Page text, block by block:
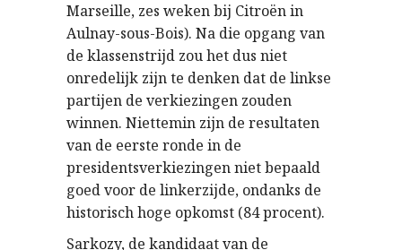
Marseille, zes weken bij Citroën in
Aulnay-sous-Bois). Na die opgang van
de klassenstrijd zou het dus niet
onredelijk zijn te denken dat de linkse
partijen de verkiezingen zouden
winnen. Niettemin zijn de resultaten
van de eerste ronde in de
presidentsverkiezingen niet bepaald
goed voor de linkerzijde, ondanks de
historisch hoge opkomst (84 procent).
Sarkozy, de kandidaat van de